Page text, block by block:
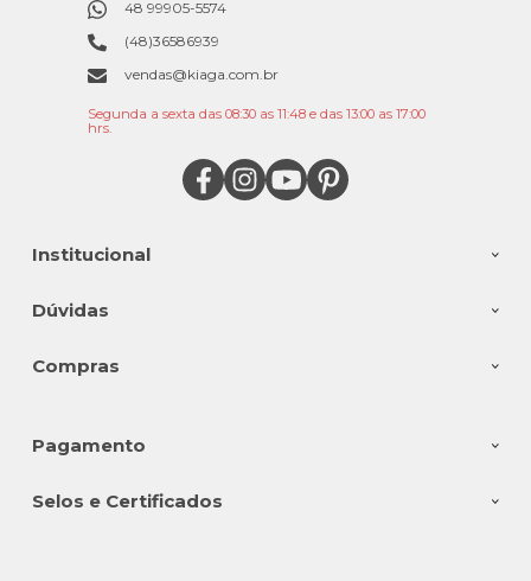
Institucional
Dúvidas
Compras
48 99905-5574
(48)36586939
vendas@kiaga.com.br
Segunda a sexta das 08:30 as 11:48 e das 13:00 as 17:00
hrs.
Pagamento
Selos e Certificados